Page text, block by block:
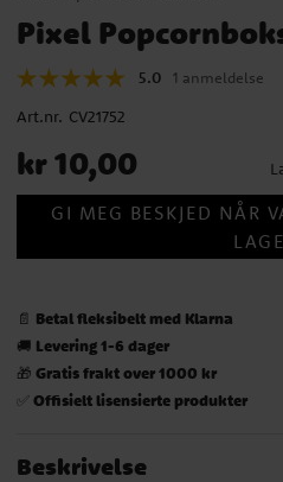
Pixel
5.0 1 anmeldelse
Art.nr. CV21752
Pris
:kr 10,00
kr 10,00
GI MEG BESKJED NÅR
📄 Betal fleksibelt med Klarna
🚚 Levering 1-6 dager
🎁 Gratis frakt over 1000 kr
✅ Offisielt lisensierte produkter
Beskrivelse